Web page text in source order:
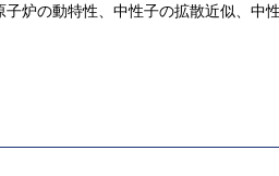
炉の動特性、中性子の拡散近似、中